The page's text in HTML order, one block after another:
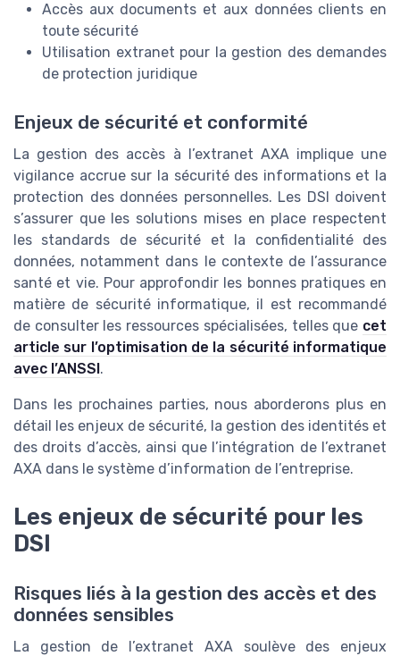
Accès aux documents et aux données clients en
toute sécurité
Utilisation extranet pour la gestion des demandes
de protection juridique
Enjeux de sécurité et conformité
La gestion des accès à l’extranet AXA implique une
vigilance accrue sur la sécurité des informations et la
protection des données personnelles. Les DSI doivent
s’assurer que les solutions mises en place respectent
les standards de sécurité et la confidentialité des
données, notamment dans le contexte de l’assurance
santé et vie. Pour approfondir les bonnes pratiques en
matière de sécurité informatique, il est recommandé
de consulter les ressources spécialisées, telles que cet
article sur l’optimisation de la sécurité informatique
avec l’ANSSI.
Dans les prochaines parties, nous aborderons plus en
détail les enjeux de sécurité, la gestion des identités et
des droits d’accès, ainsi que l’intégration de l’extranet
AXA dans le système d’information de l’entreprise.
Les enjeux de sécurité pour les
DSI
Risques liés à la gestion des accès et des
données sensibles
La gestion de l’extranet AXA soulève des enjeux